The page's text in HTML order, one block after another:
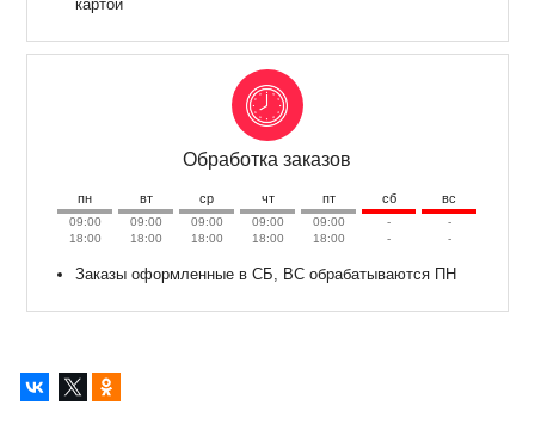
картой
Обработка заказов
пн вт ср чт пт сб вс
09:00
18:00
09:00
18:00
09:00
18:00
09:00
18:00
09:00
18:00
-
-
-
-
Заказы оформленные в СБ, ВС обрабатываются ПН